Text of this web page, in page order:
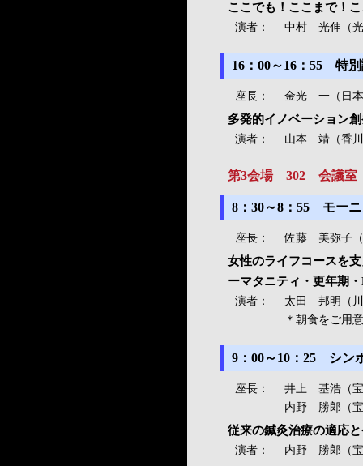
ここでも！ここまで！
演者： 中村 光伸（
16：00～16：55 特
座長： 金光 一（日
多発的イノベーション
演者： 山本 靖（香
第3会場 302 会議室
8：30～8：55 モー
座長： 佐藤 美弥子
女性のライフコースを
ーマタニティ・更年期
演者：
太田 邦明（
＊朝食をご用
9：00～10：25 シン
座長：
井上 基浩（
内野 勝郎（
従来の鍼灸治療の適応
演者： 内野 勝郎（